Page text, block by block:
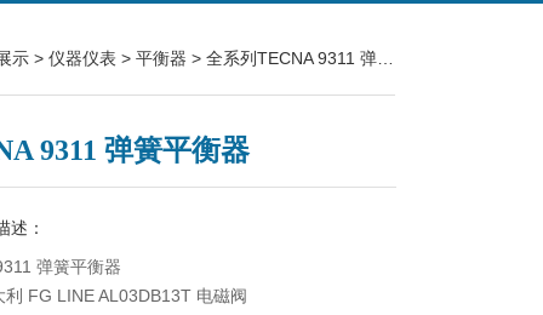
示 > 仪器仪表 > 平衡器 > 全系列TECNA 9311 弹簧平衡器
9311 弹簧平衡器
述：
弹簧平衡器
利 FG LINE AL03DB13T 电磁阀